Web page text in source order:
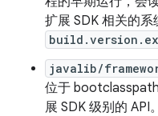
扩展 SDK 相关的系
javalib/
位于
展 SDK 级别的 API。